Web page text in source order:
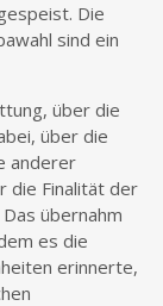
Die
sind ein
über die
über die
anderer
die Finalität der
übernahm
es die
erinnerte,